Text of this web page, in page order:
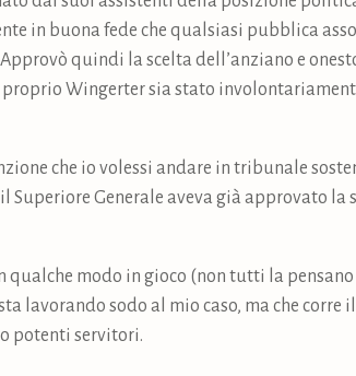
in buona fede che qualsiasi pubblica
quindi la scelta dell’anziano e
proprio Wingerter sia stato
che io volessi andare in tribunale
Generale aveva già approvato la
qualche modo in gioco (non tutti la
lavorando sodo al mio caso, ma che corre
potenti servitori.